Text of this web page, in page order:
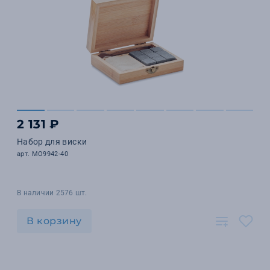
2 131 ₽
Набор для виски
арт. MO9942-40
В наличии 2576 шт.
В корзину